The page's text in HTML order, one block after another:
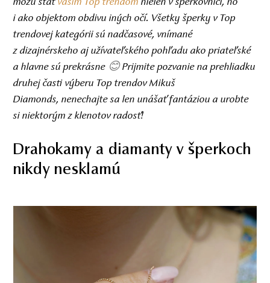
môžu staťvaším Top trendom nielen v šperkovnici, no
i ako objektom obdivu iných očí. Všetky šperky v Top
trendovej kategórii sú nadčasové, vnímané
z dizajnérskeho aj užívateľského pohľadu ako priateľské
a hlavne sú prekrásne 😊Prijmite pozvanie na prehliadku
druhej časti výberu Top trendov Mikuš
Diamonds, nenechajte sa len unášať fantáziou a urobte
si niektorým z klenotov radosť!
Drahokamy a diamanty v šperkoch
nikdy nesklamú